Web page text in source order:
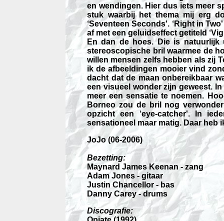
en wendingen. Hier dus iets meer
stuk waarbij het thema mij erg
‘Seventeen Seconds'. ‘Right in
af met een geluidseffect getiteld
En dan de hoes. Die is natuurlijk
stereoscopische bril waarmee de
willen mensen zelfs hebben als zij
ik de afbeeldingen mooier vind
dacht dat de maan onbereikbaar
een visueel wonder zijn geweest.
meer een sensatie te noemen.
Borneo zou de bril nog
opzicht een ‘eye-catcher'. In
sensationeel maar matig. Daar heb
JoJo (06-2006)
Bezetting:
Maynard James Keenan - zang
Adam Jones - gitaar
Justin Chancellor - bas
Danny Carey - drums
Discografie: